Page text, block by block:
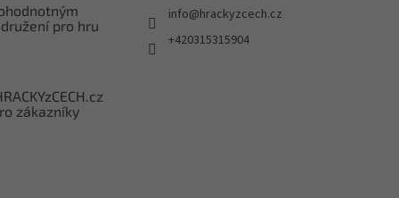
pro hru
zákazníky
info@hrackyzcech.cz
+420315315904